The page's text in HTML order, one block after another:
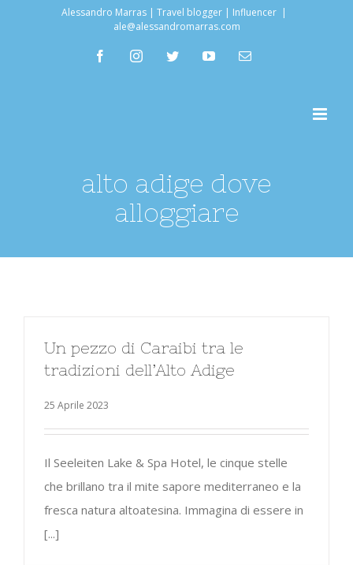
Alessandro Marras | Travel blogger | Influencer |
ale@alessandromarras.com
facebookinstagramtwitter youtubeEmail
alto adige dove
alloggiare
Un pezzo di Caraibi tra le
tradizioni dell’Alto Adige
25 Aprile 2023
Il Seeleiten Lake & Spa Hotel, le cinque stelle
che brillano tra il mite sapore mediterraneo e la
fresca natura altoatesina. Immagina di essere in
[...]